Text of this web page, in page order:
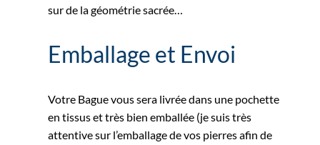
sur de la géométrie sacrée…
Emballage et Envoi
Votre Bague vous sera livrée dans une pochette
en tissus et très bien emballée (je suis très
attentive sur l’emballage de vos pierres afin de